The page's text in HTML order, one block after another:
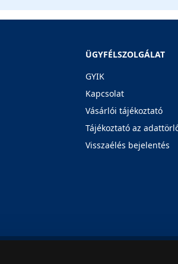
ÜGYFÉLSZOLGÁLAT
GYIK
Kapcsolat
Vásárlói tájékoztató
Tájékoztató az
Visszaélés bejelentés